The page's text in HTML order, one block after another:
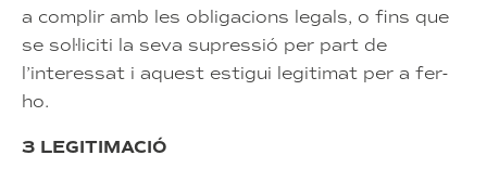
a complir amb les obligacions legals, o fins que
se sol·liciti la seva supressió per part de
l’interessat i aquest estigui legitimat per a fer-
ho.
3 LEGITIMACIÓ